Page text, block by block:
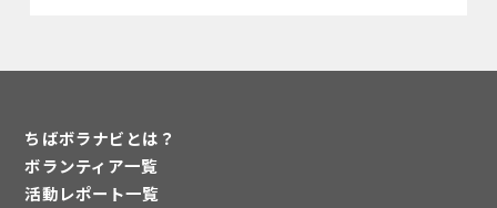
ちばボラナビとは？
ボランティア一覧
活動レポート一覧